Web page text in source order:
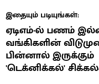
இதையும் படியுங்கள்:
ஏடிஎம்-ல் பணம்
வங்கிகளின்
பின்னால் இருக்கும்
'டெக்னிக்கல்'